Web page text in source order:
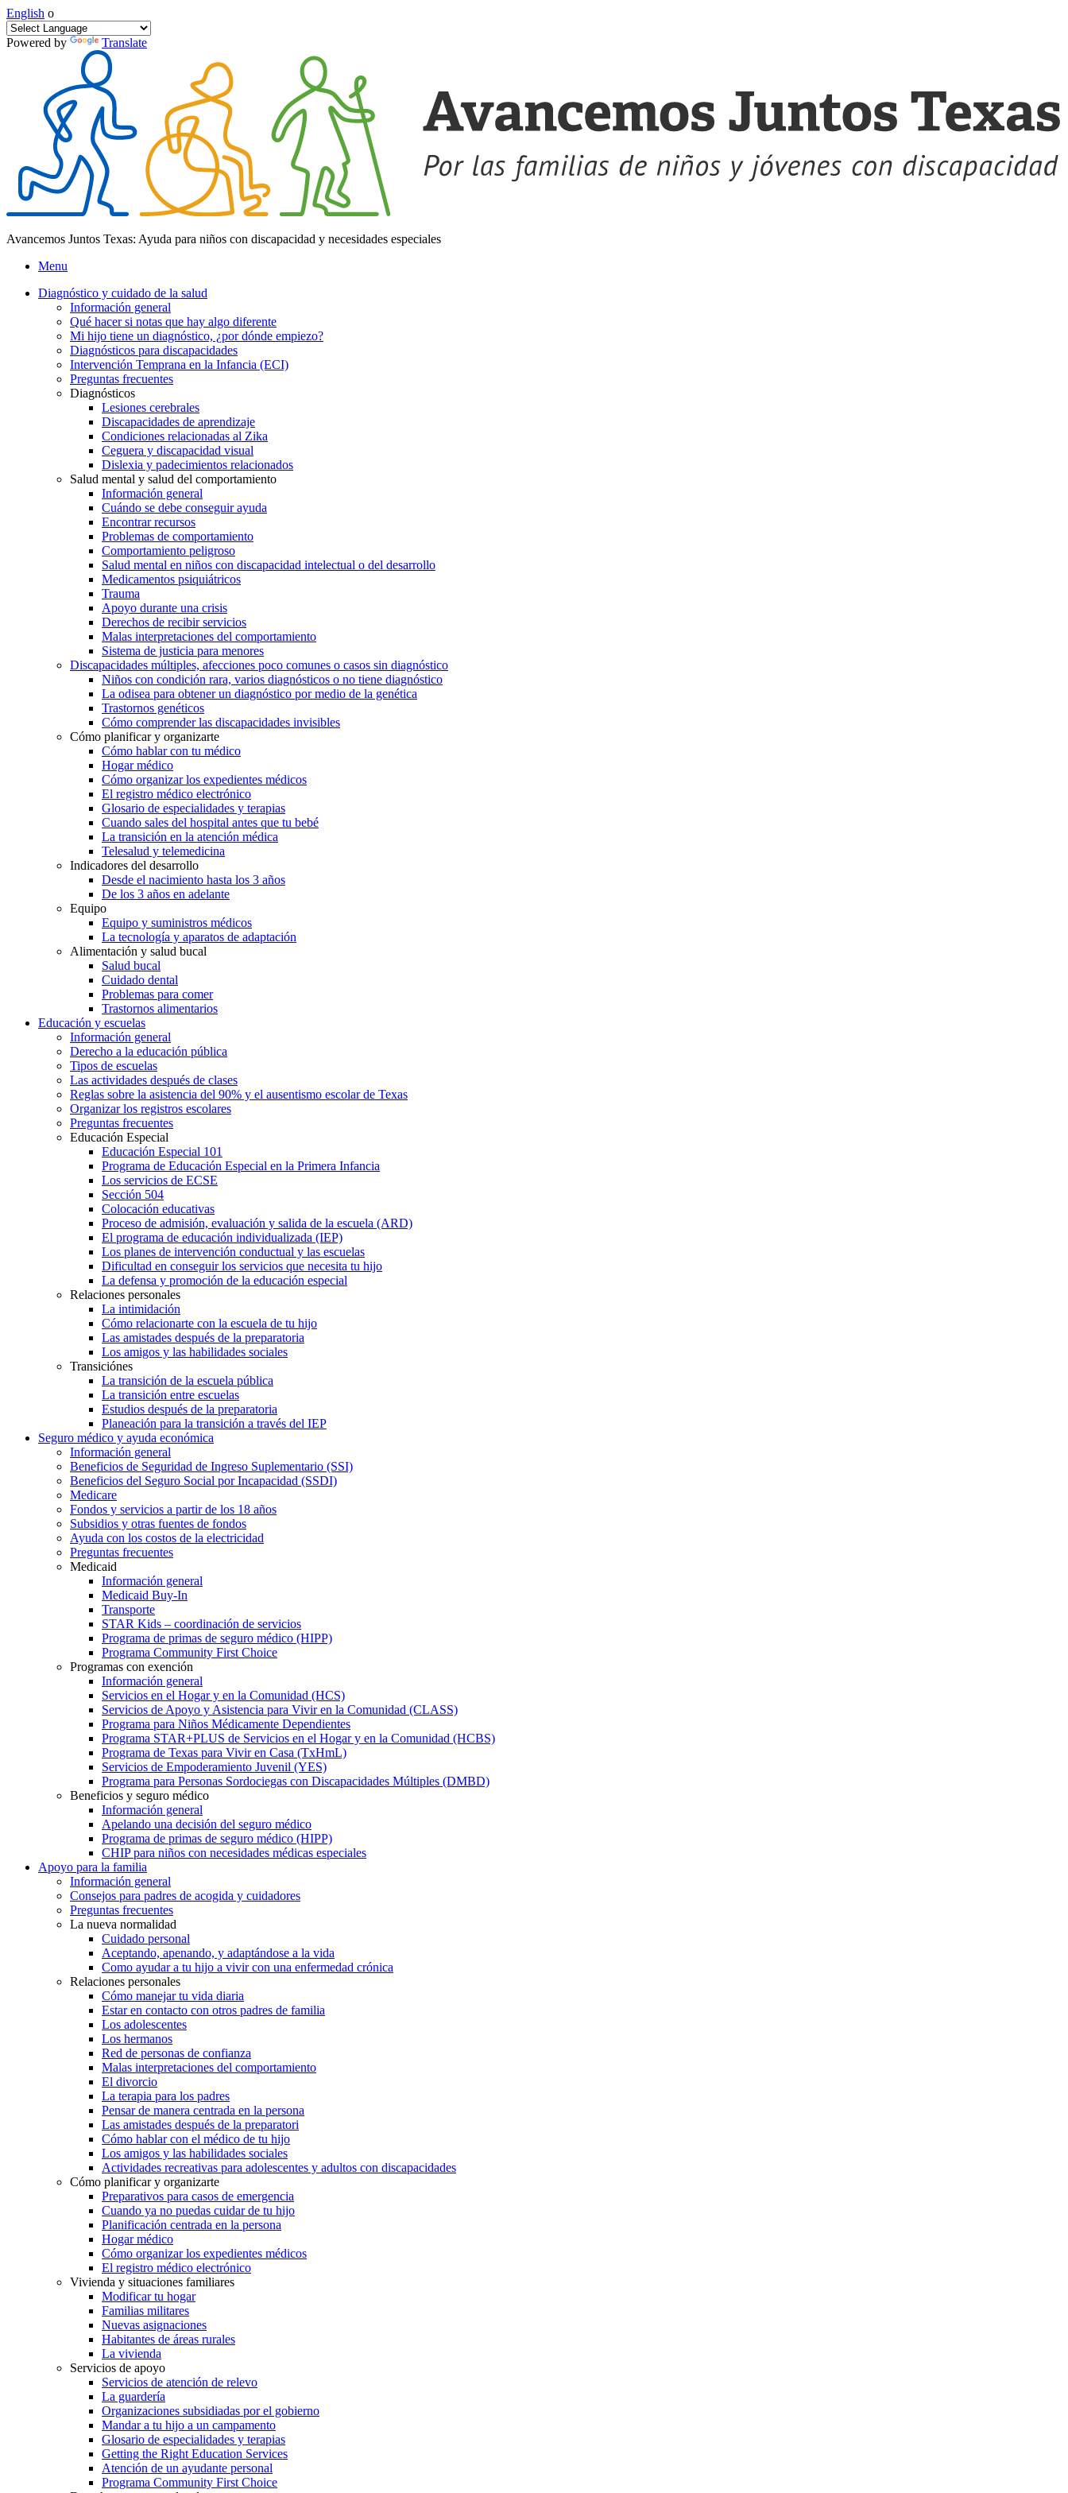
English o
Powered by Translate
Avancemos Juntos Texas: Ayuda para niños con discapacidad y necesidades especiales
Menu
Diagnóstico y cuidado de la salud
Información general
Qué hacer si notas que hay algo diferente
Mi hijo tiene un diagnóstico, ¿por dónde empiezo?
Diagnósticos para discapacidades
Intervención Temprana en la Infancia (ECI)
Preguntas frecuentes
Diagnósticos
Lesiones cerebrales
Discapacidades de aprendizaje
Condiciones relacionadas al Zika
Ceguera y discapacidad visual
Dislexia y padecimientos relacionados
Salud mental y salud del comportamiento
Información general
Cuándo se debe conseguir ayuda
Encontrar recursos
Problemas de comportamiento
Comportamiento peligroso
Salud mental en niños con discapacidad intelectual o del desarrollo
Medicamentos psiquiátricos
Trauma
Apoyo durante una crisis
Derechos de recibir servicios
Malas interpretaciones del comportamiento
Sistema de justicia para menores
Discapacidades múltiples, afecciones poco comunes o casos sin diagnóstico
Niños con condición rara, varios diagnósticos o no tiene diagnóstico
La odisea para obtener un diagnóstico por medio de la genética
Trastornos genéticos
Cómo comprender las discapacidades invisibles
Cómo planificar y organizarte
Cómo hablar con tu médico
Hogar médico
Cómo organizar los expedientes médicos
El registro médico electrónico
Glosario de especialidades y terapias
Cuando sales del hospital antes que tu bebé
La transición en la atención médica
Telesalud y telemedicina
Indicadores del desarrollo
Desde el nacimiento hasta los 3 años
De los 3 años en adelante
Equipo
Equipo y suministros médicos
La tecnología y aparatos de adaptación
Alimentación y salud bucal
Salud bucal
Cuidado dental
Problemas para comer
Trastornos alimentarios
Educación y escuelas
Información general
Derecho a la educación pública
Tipos de escuelas
Las actividades después de clases
Reglas sobre la asistencia del 90% y el ausentismo escolar de Texas
Organizar los registros escolares
Preguntas frecuentes
Educación Especial
Educación Especial 101
Programa de Educación Especial en la Primera Infancia
Los servicios de ECSE
Sección 504
Colocación educativas
Proceso de admisión, evaluación y salida de la escuela (ARD)
El programa de educación individualizada (IEP)
Los planes de intervención conductual y las escuelas
Dificultad en conseguir los servicios que necesita tu hijo
La defensa y promoción de la educación especial
Relaciones personales
La intimidación
Cómo relacionarte con la escuela de tu hijo
Las amistades después de la preparatoria
Los amigos y las habilidades sociales
Transiciónes
La transición de la escuela pública
La transición entre escuelas
Estudios después de la preparatoria
Planeación para la transición a través del IEP
Seguro médico y ayuda económica
Información general
Beneficios de Seguridad de Ingreso Suplementario (SSI)
Beneficios del Seguro Social por Incapacidad (SSDI)
Medicare
Fondos y servicios a partir de los 18 años
Subsidios y otras fuentes de fondos
Ayuda con los costos de la electricidad
Preguntas frecuentes
Medicaid
Información general
Medicaid Buy-In
Transporte
STAR Kids – coordinación de servicios
Programa de primas de seguro médico (HIPP)
Programa Community First Choice
Programas con exención
Información general
Servicios en el Hogar y en la Comunidad (HCS)
Servicios de Apoyo y Asistencia para Vivir en la Comunidad (CLASS)
Programa para Niños Médicamente Dependientes
Programa STAR+PLUS de Servicios en el Hogar y en la Comunidad (HCBS)
Programa de Texas para Vivir en Casa (TxHmL)
Servicios de Empoderamiento Juvenil (YES)
Programa para Personas Sordociegas con Discapacidades Múltiples (DMBD)
Beneficios y seguro médico
Información general
Apelando una decisión del seguro médico
Programa de primas de seguro médico (HIPP)
CHIP para niños con necesidades médicas especiales
Apoyo para la familia
Información general
Consejos para padres de acogida y cuidadores
Preguntas frecuentes
La nueva normalidad
Cuidado personal
Aceptando, apenando, y adaptándose a la vida
Como ayudar a tu hijo a vivir con una enfermedad crónica
Relaciones personales
Cómo manejar tu vida diaria
Estar en contacto con otros padres de familia
Los adolescentes
Los hermanos
Red de personas de confianza
Malas interpretaciones del comportamiento
El divorcio
La terapia para los padres
Pensar de manera centrada en la persona
Las amistades después de la preparatori
Cómo hablar con el médico de tu hijo
Los amigos y las habilidades sociales
Actividades recreativas para adolescentes y adultos con discapacidades
Cómo planificar y organizarte
Preparativos para casos de emergencia
Cuando ya no puedas cuidar de tu hijo
Planificación centrada en la persona
Hogar médico
Cómo organizar los expedientes médicos
El registro médico electrónico
Vivienda y situaciones familiares
Modificar tu hogar
Familias militares
Nuevas asignaciones
Habitantes de áreas rurales
La vivienda
Servicios de apoyo
Servicios de atención de relevo
La guardería
Organizaciones subsidiadas por el gobierno
Mandar a tu hijo a un campamento
Glosario de especialidades y terapias
Getting the Right Education Services
Atención de un ayudante personal
Programa Community First Choice